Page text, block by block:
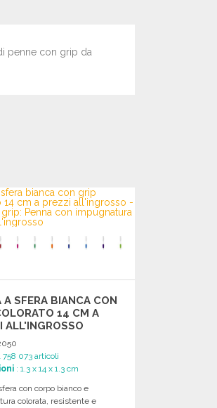
penne con grip da
A SFERA BIANCA CON
14 CM A
ALL'INGROSSO
758 073 articoli
: 1.3 x 14 x 1.3 cm
con corpo bianco e
colorata, resistente e